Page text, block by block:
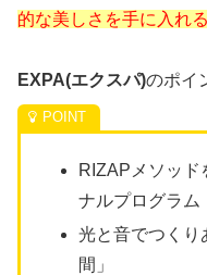
的な美しさを手に入れ
EXPA(エクスパ)のポイ
RIZAPメソッド
ナルプログラム
光と音でつくり
間」